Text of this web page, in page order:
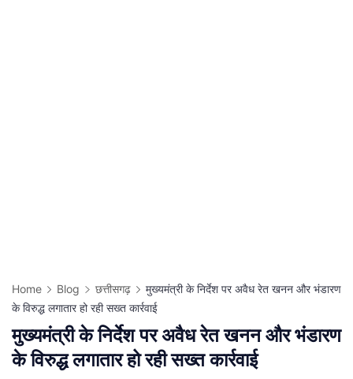
Home Blog छत्तीसगढ़
मुख्यमंत्री के निर्देश पर अवैध रेत खनन और भंडारण
के विरुद्ध लगातार हो रही सख्त कार्रवाई
मुख्यमंत्री के निर्देश पर अवैध रेत खनन और भंडारण
के विरुद्ध लगातार हो रही सख्त कार्रवाई